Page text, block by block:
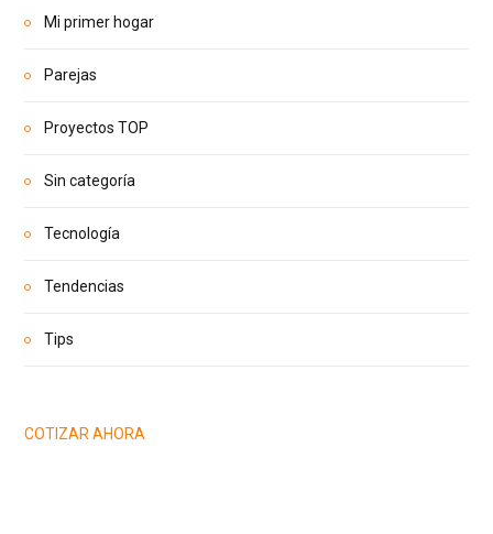
Mi primer hogar
Parejas
Proyectos TOP
Sin categoría
Tecnología
Tendencias
Tips
COTIZAR AHORA